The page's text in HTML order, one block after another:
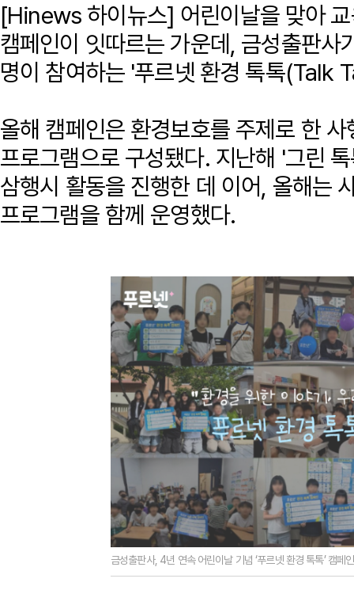
[Hinews 하이뉴스] 어린이날을 맞아
캠페인이 잇따르는 가운데, 금성출판
명이 참여하는 '푸르넷 환경 톡톡(Talk
올해 캠페인은 환경보호를 주제로 한
프로그램으로 구성됐다. 지난해 '그린
삼행시 활동을 진행한 데 이어, 올해는
프로그램을 함께 운영했다.
금성출판사, 4년 연속 어린이날 기념 ‘푸르넷 환경 톡톡’ 캠